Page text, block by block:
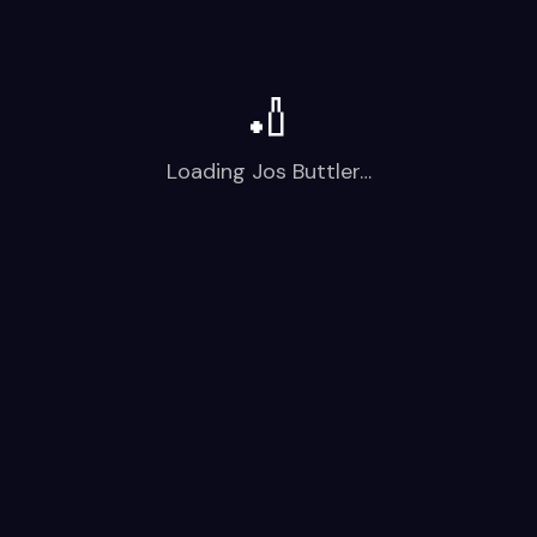
🏏
Loading Jos Buttler…